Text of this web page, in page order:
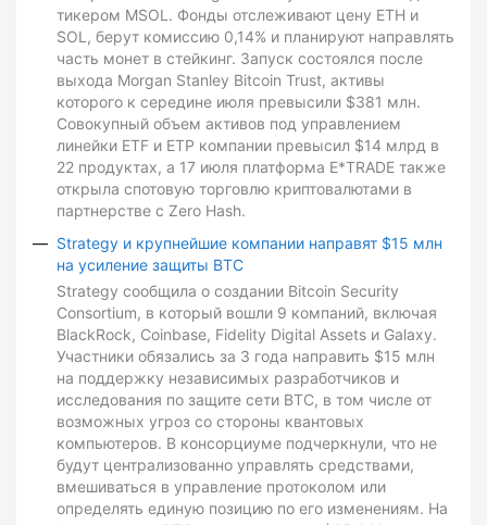
тикером MSOL. Фонды отслеживают цену ETH и
SOL, берут комиссию 0,14% и планируют направлять
часть монет в стейкинг. Запуск состоялся после
выхода Morgan Stanley Bitcoin Trust, активы
которого к середине июля превысили $381 млн.
Совокупный объем активов под управлением
линейки ETF и ETP компании превысил $14 млрд в
22 продуктах, а 17 июля платформа E*TRADE также
открыла спотовую торговлю криптовалютами в
партнерстве с Zero Hash.
Strategy и крупнейшие компании направят $15 млн
на усиление защиты BTC
Strategy сообщила о создании Bitcoin Security
Consortium, в который вошли 9 компаний, включая
BlackRock, Coinbase, Fidelity Digital Assets и Galaxy.
Участники обязались за 3 года направить $15 млн
на поддержку независимых разработчиков и
исследования по защите сети BTC, в том числе от
возможных угроз со стороны квантовых
компьютеров. В консорциуме подчеркнули, что не
будут централизованно управлять средствами,
вмешиваться в управление протоколом или
определять единую позицию по его изменениям. На